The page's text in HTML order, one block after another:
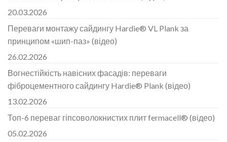
20.03.2026
Переваги монтажу сайдингу Hardie® VL Plank за
принципом «шип-паз» (відео)
26.02.2026
Вогнестійкість навісних фасадів: переваги
фіброцементного сайдингу Hardie® Plank (відео)
13.02.2026
Топ-6 переваг гіпсоволокнистих плит fermacell® (відео)
05.02.2026